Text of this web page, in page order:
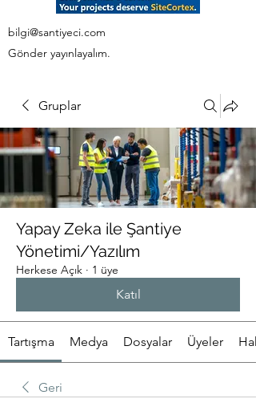
bilgi@santiyeci.com
Gönder yayınlayalım.
Gruplar
Yapay Zeka ile Şantiye
Yönetimi/Yazılım
Herkese Açık · 1 üye
Katıl
Tartışma Medya Dosyalar Üyeler
Geri